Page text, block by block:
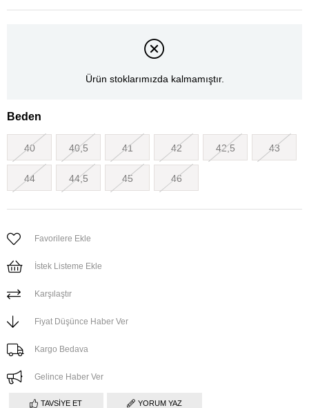
Ürün stoklarımızda kalmamıştır.
Beden
40 40,5 41 42 42,5 43
44 44,5 45 46
Favorilere Ekle
İstek Listeme Ekle
Karşılaştır
Fiyat Düşünce Haber Ver
Kargo Bedava
Gelince Haber Ver
TAVSIYE ET YORUM YAZ